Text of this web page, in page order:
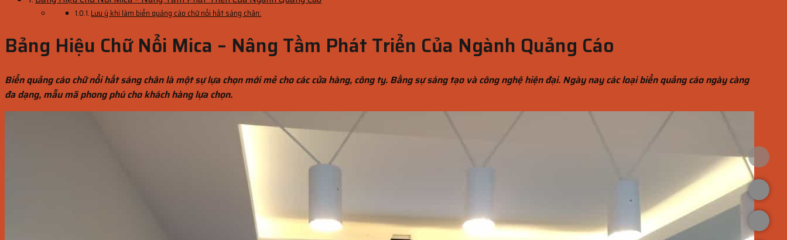
Lưu ý khi làm biển quảng cáo chữ nổi hắt sáng chân:
Bảng Hiệu Chữ Nổi Mica – Nâng Tầm Phát Triển Của Ngành Quảng Cáo
Biển quảng cáo chữ nổi hắt sáng chân là một sự lựa chọn mới mẻ cho các cửa hàng, công ty. Bằng sự sáng tạo và công nghệ hiện đại. Ngày nay các loại biển quảng cáo ngày càng
đa dạng, mẫu mã phong phú cho khách hàng lựa chọn.